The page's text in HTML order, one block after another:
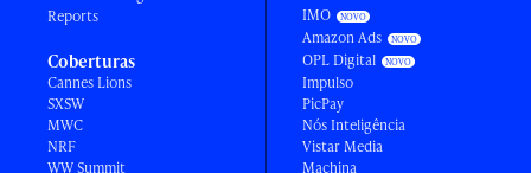
Reports
Coberturas
Cannes Lions
SXSW
MWC
NRF
WW Summit
IMO
Amazon Ads
OPL Digital
Impulso
PicPay
Nós Inteligência
Vistar Media
Machina